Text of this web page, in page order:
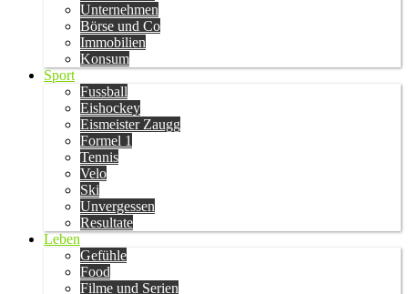
Unternehmen
Börse und Co
Immobilien
Konsum
Sport
Fussball
Eishockey
Eismeister Zaugg
Formel 1
Tennis
Velo
Ski
Unvergessen
Resultate
Leben
Gefühle
Food
Filme und Serien